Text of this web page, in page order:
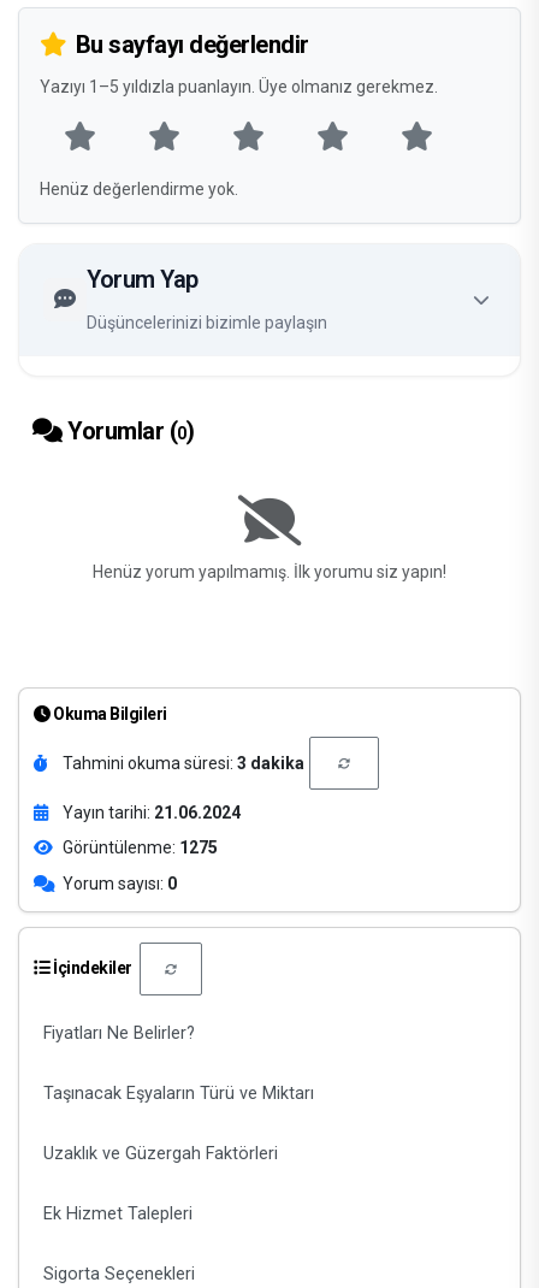
Okuma Bilgileri
Tahmini okuma süresi: 3 dakika
Yayın tarihi: 21.06.2024
Görüntülenme: 1275
Yorum sayısı: 0
İçindekiler
Fiyatları Ne Belirler?
Taşınacak Eşyaların Türü ve Miktarı
Uzaklık ve Güzergah Faktörleri
Ek Hizmet Talepleri
Sigorta Seçenekleri
Bu sayfayı değerlendir
Yazıyı 1–5 yıldızla puanlayın. Üye olmanız gerekmez.
Henüz değerlendirme yok.
Yorum Yap
Düşüncelerinizi bizimle paylaşın
Yorumlar (0)
Henüz yorum yapılmamış. İlk yorumu siz yapın!